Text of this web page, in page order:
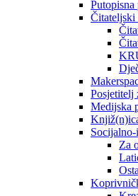
Putopisna
Posjetitelj
Medijska
Za